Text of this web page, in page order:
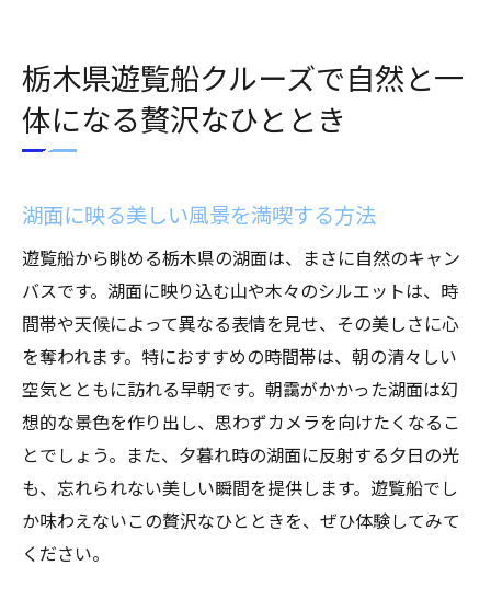
遊覧船クルーズがもたらす心のリフレッシ
ュ
心癒される栃木県の絶景遊覧船から眺める四季
春の桜が彩る湖面の美しさ
夏の緑のトンネルを進む爽快感
秋の紅葉が作り出す色彩の魔法
冬の静寂に包まれる湖面の静けさ
四季の移り変わりを楽しむ船旅
視界いっぱいに広がる自然のパノラマ
遊覧船で体験する栃木県の自然美がもたらすリ
フレッシュ効果
自然の音に耳を澄ませる贅沢な時間
栃木県遊覧船クルーズで自然と一
体になる贅沢なひととき
湖面に映る美しい風景を満喫する方法
遊覧船から眺める栃木県の湖面は、まさに自然のキャン
バスです。湖面に映り込む山や木々のシルエットは、時
間帯や天候によって異なる表情を見せ、その美しさに心
を奪われます。特におすすめの時間帯は、朝の清々しい
空気とともに訪れる早朝です。朝靄がかかった湖面は幻
想的な景色を作り出し、思わずカメラを向けたくなるこ
とでしょう。また、夕暮れ時の湖面に反射する夕日の光
も、忘れられない美しい瞬間を提供します。遊覧船でし
か味わえないこの贅沢なひとときを、ぜひ体験してみて
ください。